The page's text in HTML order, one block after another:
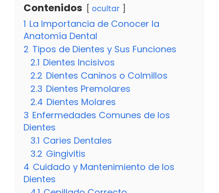
Contenidos ocultar
1 La Importancia de Conocer la
Anatomía Dental
2 Tipos de Dientes y Sus Funciones
2.1 Dientes Incisivos
2.2 Dientes Caninos o Colmillos
2.3 Dientes Premolares
2.4 Dientes Molares
3 Enfermedades Comunes de los
Dientes
3.1 Caries Dentales
3.2 Gingivitis
4 Cuidado y Mantenimiento de los
Dientes